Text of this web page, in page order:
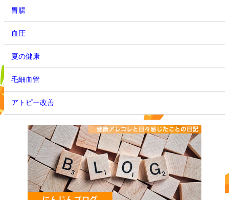
胃腸
血圧
夏の健康
毛細血管
アトピー改善